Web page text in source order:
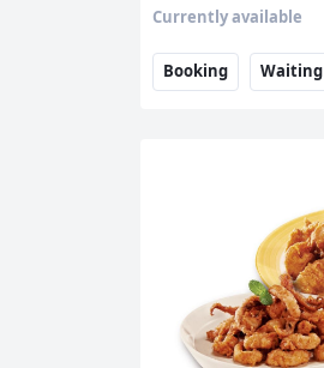
Currently available
Booking Waiting